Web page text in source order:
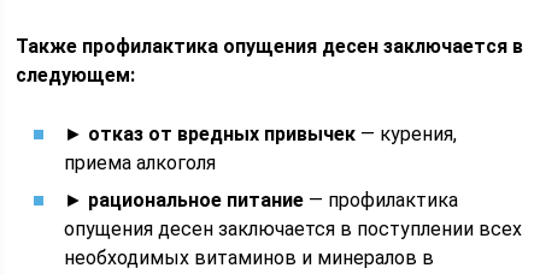
Также профилактика опущения десен заключается в
следующем:
► отказ от вредных привычек — курения,
приема алкоголя
► рациональное питание — профилактика
опущения десен заключается в поступлении всех
необходимых витаминов и минералов в